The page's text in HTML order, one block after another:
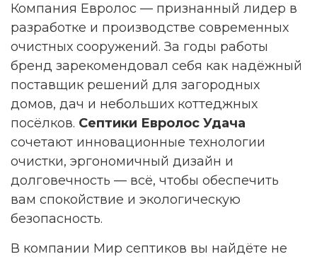
Компания Евролос — признанный лидер в
разработке и производстве современных
очистных сооружений. За годы работы
бренд зарекомендовал себя как надёжный
поставщик решений для загородных
домов, дач и небольших коттеджных
посёлков. Септики Евролос Удача
сочетают инновационные технологии
очистки, эргономичный дизайн и
долговечность — всё, чтобы обеспечить
вам спокойствие и экологическую
безопасность.
В компании Мир септиков вы найдёте не